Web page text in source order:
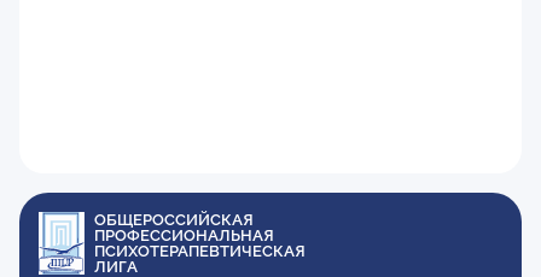
ОБЩЕРОССИЙСКАЯ
ПРОФЕССИОНАЛЬНАЯ
ПСИХОТЕРАПЕВТИЧЕСКАЯ
ЛИГА